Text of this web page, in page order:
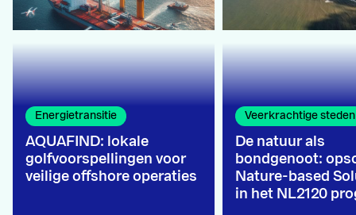
AQUAFIND: lokale
golfvoorspellingen voor
veilige offshore operaties
Energietransitie
De natuur als
bondgenoot:
Nature-based
in het NL2120
Veerkrachtige steden